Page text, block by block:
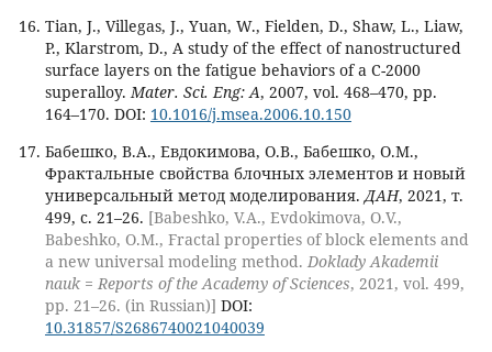
Tian, J., Villegas, J., Yuan, W., Fielden, D., Shaw, L., Liaw,
P., Klarstrom, D., A study of the effect of nanostructured
surface layers on the fatigue behaviors of a C-2000
superalloy.Mater. Sci. Eng: A, 2007, vol. 468–470, pp.
164–170. DOI: 10.1016/j.msea.2006.10.150
Бабешко, В.А., Евдокимова, О.В., Бабешко, О.М.,
Фрактальные свойства блочных элементов и новый
универсальный метод моделирования.ДАН, 2021, т.
499, с. 21–26. [Babeshko, V.A., Evdokimova, O.V.,
Babeshko, O.M., Fractal properties of block elements and
a new universal modeling method. Doklady Akademii
nauk = Reports of the Academy of Sciences, 2021, vol. 499,
pp. 21–26. (in Russian)] DOI:
10.31857/S2686740021040039